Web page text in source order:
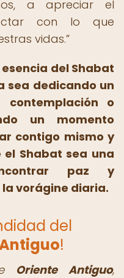
a apreciar el
con lo que
vidas.
del Shabat
sea dedicando un
o
un momento
contigo mismo y
el Shabat sea una
paz y
vorágine diaria.
del
!
Oriente Antiguo,